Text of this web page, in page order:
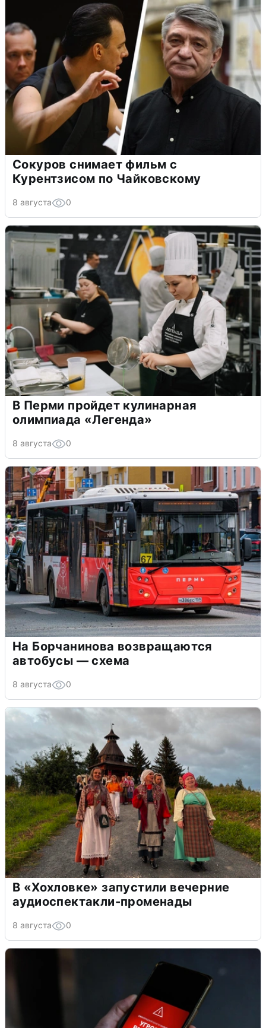
Сокуров снимает фильм с
Курентзисом по Чайковскому
8 августа 0
В Перми пройдет кулинарная
олимпиада «Легенда»
8 августа 0
На Борчанинова возвращаются
автобусы — схема
8 августа 0
В «Хохловке» запустили вечерние
аудиоспектакли-променады
8 августа 0